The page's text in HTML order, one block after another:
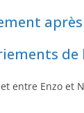
de
entre Enzo et